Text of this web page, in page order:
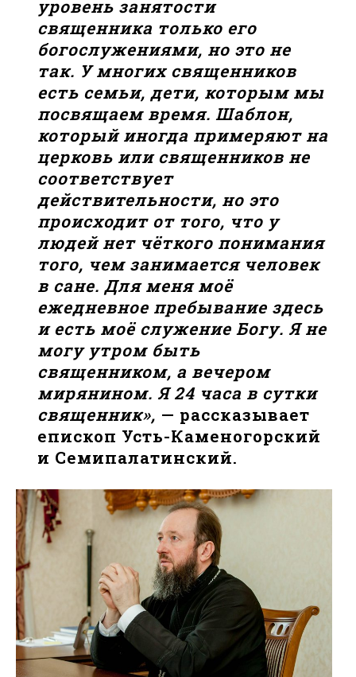
уровень занятости
священника только его
богослужениями, но это не
так. У многих священников
есть семьи, дети, которым мы
посвящаем время. Шаблон,
который иногда примеряют на
церковь или священников не
соответствует
действительности, но это
происходит от того, что у
людей нет чёткого понимания
того, чем занимается человек
в сане. Для меня моё
ежедневное пребывание здесь
и есть моё служение Богу. Я не
могу утром быть
священником, а вечером
мирянином. Я 24 часа в сутки
священник», — рассказывает
епископ Усть-Каменогорский
и Семипалатинский.